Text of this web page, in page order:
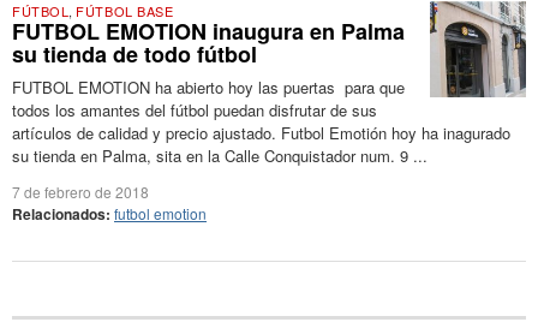
FÚTBOL , FÚTBOL BASE
FUTBOL EMOTION inaugura en Palma
su tienda de todo fútbol
FUTBOL EMOTION ha abierto hoy las puertas para que
todos los amantes del fútbol puedan disfrutar de sus
artículos de calidad y precio ajustado. Futbol Emotión hoy ha inagurado
su tienda en Palma, sita en la Calle Conquistador num. 9 ...
7 de febrero de 2018
Relacionados: futbol emotion